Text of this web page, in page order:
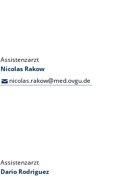
Assistenzarzt
Nicolas Rakow
nicolas.rakow@med.ovgu.de
Assistenzarzt
Dario Rodriguez